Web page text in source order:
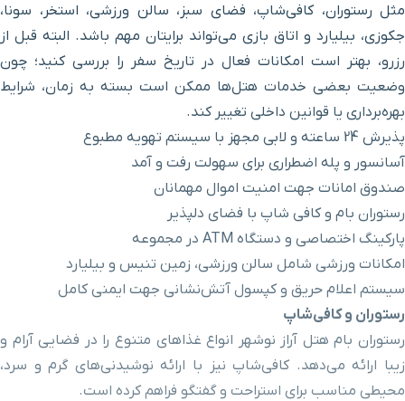
مثل رستوران، کافی‌شاپ، فضای سبز، سالن ورزشی، استخر، سونا،
جکوزی، بیلیارد و اتاق بازی می‌تواند برایتان مهم باشد. البته قبل از
رزرو، بهتر است امکانات فعال در تاریخ سفر را بررسی کنید؛ چون
وضعیت بعضی خدمات هتل‌ها ممکن است بسته به زمان، شرایط
بهره‌برداری یا قوانین داخلی تغییر کند.
پذیرش 24 ساعته و لابی مجهز با سیستم تهویه مطبوع
آسانسور و پله اضطراری برای سهولت رفت و آمد
صندوق امانات جهت امنیت اموال مهمانان
رستوران بام و کافی شاپ با فضای دلپذیر
پارکینگ اختصاصی و دستگاه ATM در مجموعه
امکانات ورزشی شامل سالن ورزشی، زمین تنیس و بیلیارد
سیستم اعلام حریق و کپسول آتش‌نشانی جهت ایمنی کامل
رستوران و کافی‌شاپ
رستوران بام هتل آراز نوشهر انواع غذاهای متنوع را در فضایی آرام و
زیبا ارائه می‌دهد. کافی‌شاپ نیز با ارائه نوشیدنی‌های گرم و سرد،
محیطی مناسب برای استراحت و گفتگو فراهم کرده است.